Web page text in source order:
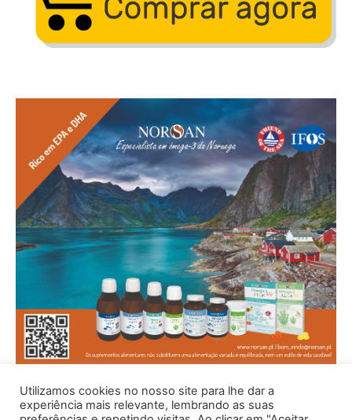
Utilizamos cookies no nosso site para lhe dar a
experiência mais relevante, lembrando as suas